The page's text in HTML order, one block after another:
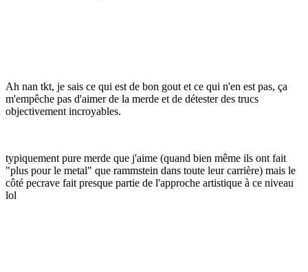
Ah nan tkt, je sais ce qui est de bon gout et ce qui n'en est pas, ça
m'empêche pas d'aimer de la merde et de détester des trucs
objectivement incroyables.
typiquement pure merde que j'aime (quand bien même ils ont fait
"plus pour le metal" que rammstein dans toute leur carrière) mais le
côté pecrave fait presque partie de l'approche artistique à ce niveau
lol